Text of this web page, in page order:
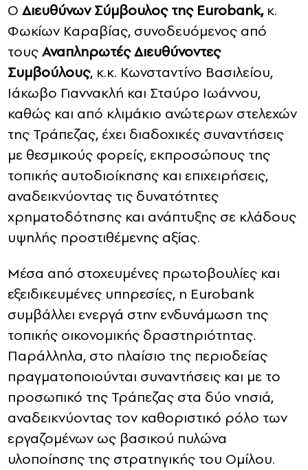
Ο Διευθύνων Σύμβουλος της Eurobank, κ.
Φωκίων Καραβίας, συνοδευόμενος από
τουςΑναπληρωτές Διευθύνοντες
Συμβούλους, κ.κ. Κωνσταντίνο Βασιλείου,
Ιάκωβο Γιαννακλή και Σταύρο Ιωάννου,
καθώς και από κλιμάκιο ανώτερων στελεχών
της Τράπεζας, έχει διαδοχικές συναντήσεις
με θεσμικούς φορείς, εκπροσώπους της
τοπικής αυτοδιοίκησης και επιχειρήσεις,
αναδεικνύοντας τις δυνατότητες
χρηματοδότησης και ανάπτυξης σε κλάδους
υψηλής προστιθέμενης αξίας.
Μέσα από στοχευμένες πρωτοβουλίες και
εξειδικευμένες υπηρεσίες, η Eurobank
συμβάλλει ενεργά στην ενδυνάμωση της
τοπικής οικονομικής δραστηριότητας.
Παράλληλα, στο πλαίσιο της περιοδείας
πραγματοποιούνται συναντήσεις και με το
προσωπικό της Τράπεζας στα δύο νησιά,
αναδεικνύοντας τον καθοριστικό ρόλο των
εργαζομένων ως βασικού πυλώνα
υλοποίησης της στρατηγικής του Ομίλου.